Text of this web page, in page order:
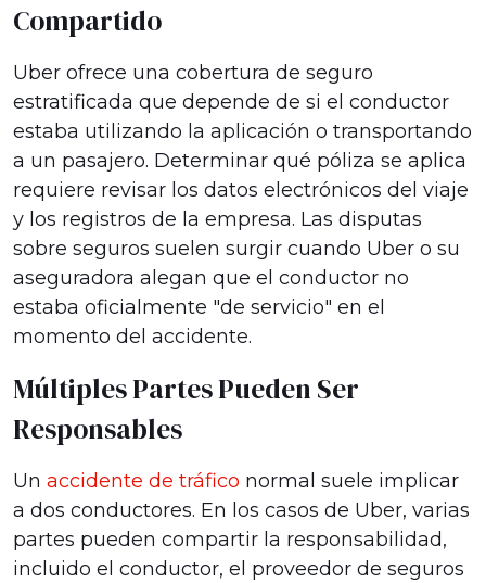
Compartido
Uber ofrece una cobertura de seguro
estratificada que depende de si el conductor
estaba utilizando la aplicación o transportando
a un pasajero. Determinar qué póliza se aplica
requiere revisar los datos electrónicos del viaje
y los registros de la empresa. Las disputas
sobre seguros suelen surgir cuando Uber o su
aseguradora alegan que el conductor no
estaba oficialmente "de servicio" en el
momento del accidente.
Múltiples Partes Pueden Ser
Responsables
Un accidente de tráfico normal suele implicar
a dos conductores. En los casos de Uber, varias
partes pueden compartir la responsabilidad,
incluido el conductor, el proveedor de seguros